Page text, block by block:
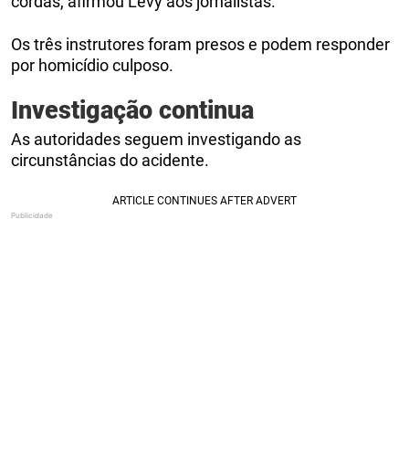
Os três instrutores foram presos e podem responder
por homicídio culposo.
Investigação continua
As autoridades seguem investigando as
circunstâncias do acidente.